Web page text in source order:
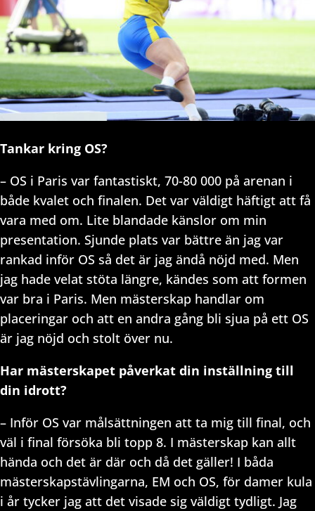
Tankar kring OS?
– OS i Paris var fantastiskt, 70-80 000 på arenan i
både kvalet och finalen. Det var väldigt häftigt att få
vara med om. Lite blandade känslor om min
presentation. Sjunde plats var bättre än jag var
rankad inför OS så det är jag ändå nöjd med. Men
jag hade velat stöta längre, kändes som att formen
var bra i Paris. Men mästerskap handlar om
placeringar och att en andra gång bli sjua på ett OS
är jag nöjd och stolt över nu.
Har mästerskapet påverkat din inställning till
din idrott?
– Inför OS var målsättningen att ta mig till final, och
väl i final försöka bli topp 8. I mästerskap kan allt
hända och det är där och då det gäller! I båda
mästerskapstävlingarna, EM och OS, för damer kula
i år tycker jag att det visade sig väldigt tydligt. Jag